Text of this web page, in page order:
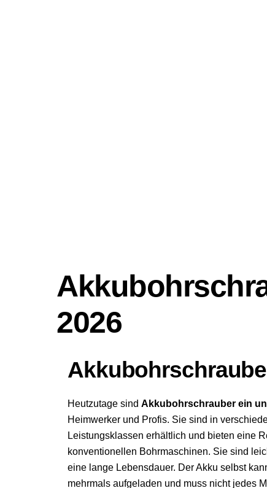
2026
Heutzutage sind Akkubohrschrauber ein
Heimwerker und Profis. Sie sind in
Leistungsklassen erhältlich und bieten eine
konventionellen Bohrmaschinen. Sie sind
eine lange Lebensdauer. Der Akku selbst
mehrmals aufgeladen und muss nicht jedes